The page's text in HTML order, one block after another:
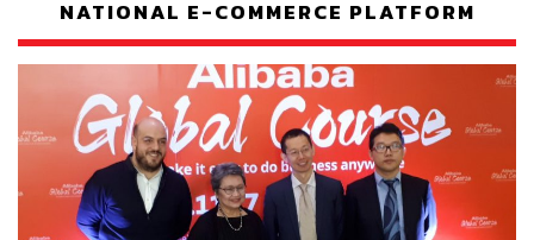
NATIONAL E-COMMERCE PLATFORM